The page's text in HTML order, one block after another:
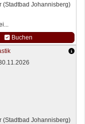
(Stadtbad Johannisberg)
Buchen
(Stadtbad Johannisberg)